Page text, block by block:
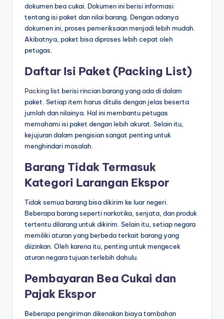
dokumen bea cukai. Dokumen ini berisi informasi
tentang isi paket dan nilai barang. Dengan adanya
dokumen ini, proses pemeriksaan menjadi lebih mudah.
Akibatnya, paket bisa diproses lebih cepat oleh
petugas.
Daftar Isi Paket (Packing List)
Packing list berisi rincian barang yang ada di dalam
paket. Setiap item harus ditulis dengan jelas beserta
jumlah dan nilainya. Hal ini membantu petugas
memahami isi paket dengan lebih akurat. Selain itu,
kejujuran dalam pengisian sangat penting untuk
menghindari masalah.
Barang Tidak Termasuk
Kategori Larangan Ekspor
Tidak semua barang bisa dikirim ke luar negeri.
Beberapa barang seperti narkotika, senjata, dan produk
tertentu dilarang untuk dikirim. Selain itu, setiap negara
memiliki aturan yang berbeda terkait barang yang
diizinkan. Oleh karena itu, penting untuk mengecek
aturan negara tujuan terlebih dahulu.
Pembayaran Bea Cukai dan
Pajak Ekspor
Beberapa pengiriman dikenakan biaya tambahan